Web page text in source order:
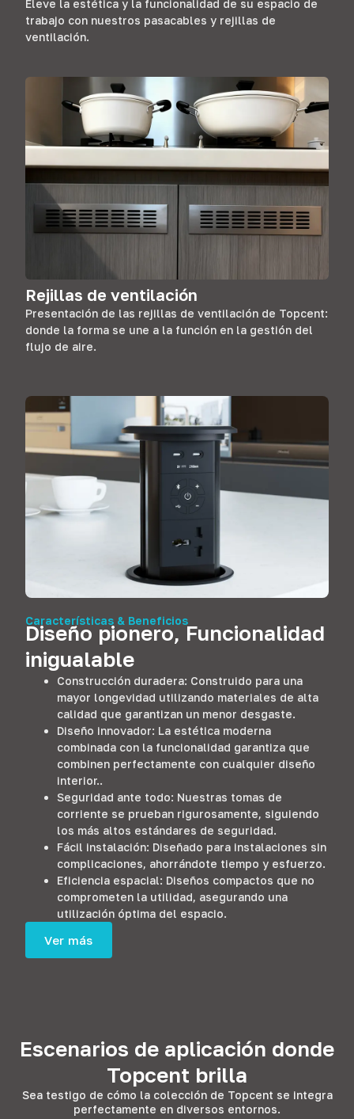
Eleve la estética y la funcionalidad de su espacio de
trabajo con nuestros pasacables y rejillas de
ventilación.
Rejillas de ventilación
Presentación de las rejillas de ventilación de Topcent:
donde la forma se une a la función en la gestión del
flujo de aire.
Características & Beneficios
Diseño pionero, Funcionalidad
inigualable
Construcción duradera: Construido para una
mayor longevidad utilizando materiales de alta
calidad que garantizan un menor desgaste.
Diseño innovador: La estética moderna
combinada con la funcionalidad garantiza que
combinen perfectamente con cualquier diseño
interior..
Seguridad ante todo: Nuestras tomas de
corriente se prueban rigurosamente, siguiendo
los más altos estándares de seguridad.
Fácil instalación: Diseñado para instalaciones sin
complicaciones, ahorrándote tiempo y esfuerzo.
Eficiencia espacial: Diseños compactos que no
comprometen la utilidad, asegurando una
utilización óptima del espacio.
Ver más
Escenarios de aplicación donde
Topcent brilla
Sea testigo de cómo la colección de Topcent se integra
perfectamente en diversos entornos.